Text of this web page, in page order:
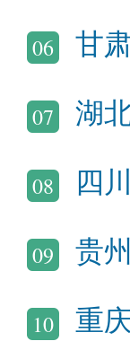
06 甘
07 湖
08 四
09 贵
10 重